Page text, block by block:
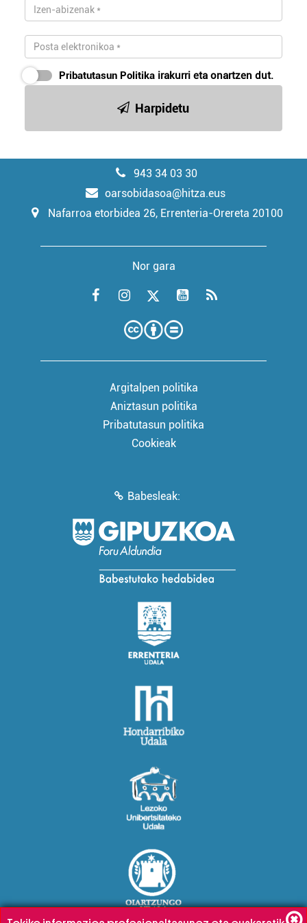
Pribatutasun Politika irakurri eta onartzen dut.
Harpidetu
943 34 03 30
oarsobidasoa@hitza.eus
Nafarroa etorbidea 26, Errenteria-Orereta 20100
Nor gara
Argitalpen politika
Aniztasun politika
Pribatutasun politika
Cookieak
Babesleak: